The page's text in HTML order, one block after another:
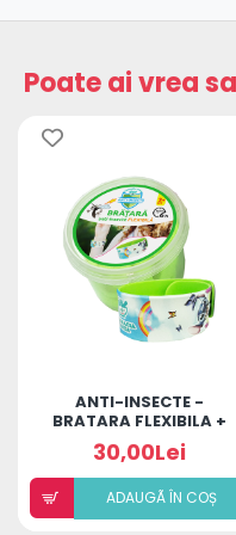
Poate ai vrea
ANTI-INSECTE -
BRATARA FLEXIBILA +
ULEI ESENȚIAL
30,00Lei
ADAUGÃ ÎN COȘ